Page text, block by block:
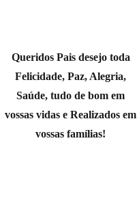
Queridos Pais desejo toda
Felicidade, Paz, Alegria,
Saúde, tudo de bom em
vossas vidas e Realizados em
vossas famílias!